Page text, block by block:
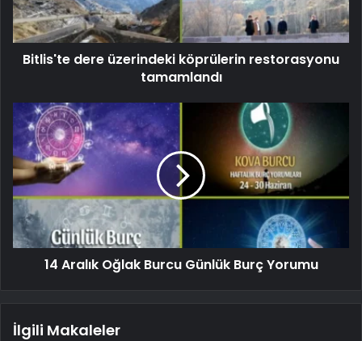
Bitlis'te dere üzerindeki köprülerin restorasyonu
tamamlandı
14 Aralık Oğlak Burcu Günlük Burç Yorumu
İlgili Makaleler